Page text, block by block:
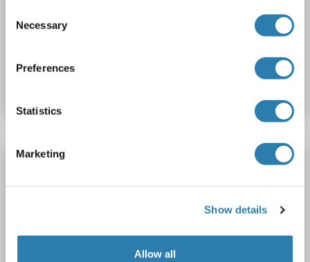
Selection
Necessary
Preferences
Statistics
Marketing
Show details
Allow all
GLA Reactivité: Souris
GLA Kit CLIA
GLA Reactivité: Humain
Chemiluminescent
156.25 pg/mL - 10000 pg/mL